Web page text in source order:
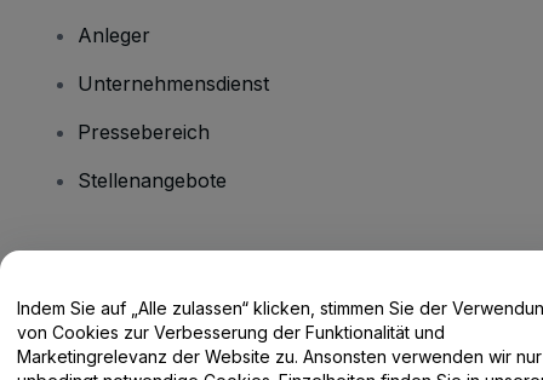
Anleger
Unternehmensdienst
Pressebereich
Stellenangebote
Hilfe-Center / Kontakt
Indem Sie auf „Alle zulassen“ klicken, stimmen Sie der
von Cookies zur Verbesserung der Funktionalität und
Marketingrelevanz der Website zu. Ansonsten verwenden wir nur